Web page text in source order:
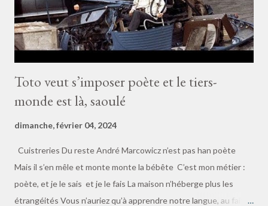
Toto veut s’imposer poète et le tiers-
monde est là, saoulé
dimanche, février 04, 2024
Cuistreries Du reste André Marcowicz n’est pas han poète
Mais il s’en mêle et monte monte la bébête C’est mon métier :
poète, et je le sais et je le fais La maison n’héberge plus les
étrangéités Vous n’auriez qu’à apprendre notre langue, au fait